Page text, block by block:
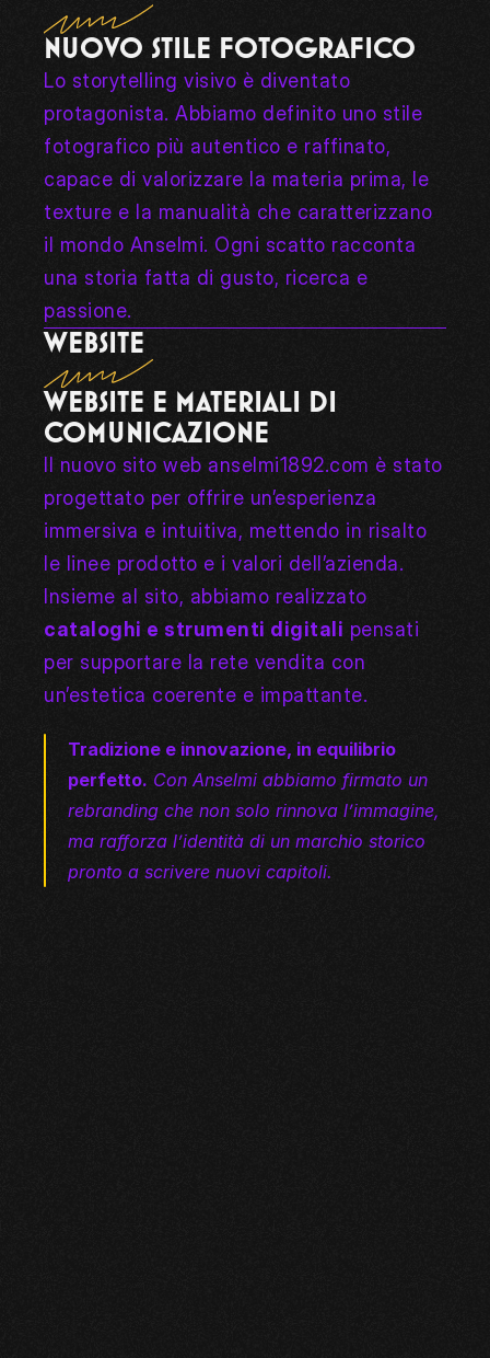
NUOVO STILE FOTOGRAFICO
Lo storytelling visivo è diventato
protagonista. Abbiamo definito uno stile
fotografico più autentico e raffinato,
capace di valorizzare la materia prima, le
texture e la manualità che caratterizzano
il mondo Anselmi. Ogni scatto racconta
una storia fatta di gusto, ricerca e
passione.
WEBSITE
WEBSITE E MATERIALI DI
COMUNICAZIONE
Il nuovo sito web anselmi1892.com è stato
progettato per offrire un’esperienza
immersiva e intuitiva, mettendo in risalto
le linee prodotto e i valori dell’azienda.
cataloghi e strumenti digitali pensati
per supportare la rete vendita con
un’estetica coerente e impattante.
Tradizione e innovazione, in equilibrio
perfetto. Con Anselmi abbiamo firmato un
rebranding che non solo rinnova l’immagine,
ma rafforza l’identità di un marchio storico
pronto a scrivere nuovi capitoli.